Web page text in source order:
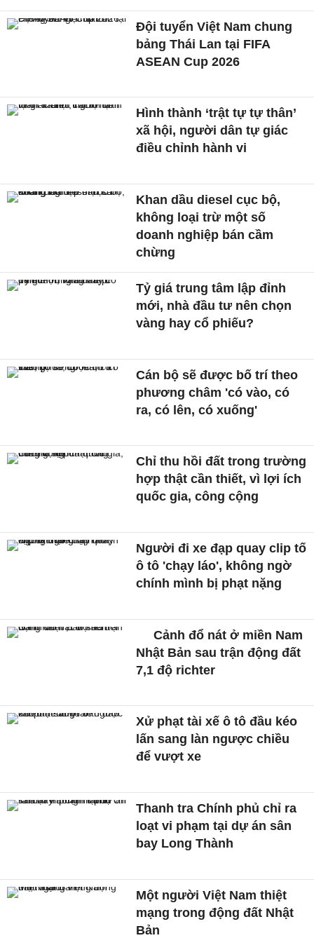
Đội tuyển Việt Nam chung
bảng Thái Lan tại FIFA
ASEAN Cup 2026
Hình thành ‘trật tự tự thân’
xã hội, người dân tự giác
điều chỉnh hành vi
Khan dầu diesel cục bộ,
không loại trừ một số
doanh nghiệp bán cầm
chừng
Tỷ giá trung tâm lập đỉnh
mới, nhà đầu tư nên chọn
vàng hay cổ phiếu?
Cán bộ sẽ được bố trí theo
phương châm 'có vào, có
ra, có lên, có xuống'
Chỉ thu hồi đất trong trường
hợp thật cần thiết, vì lợi ích
quốc gia, công cộng
Người đi xe đạp quay clip tố
ô tô 'chạy láo', không ngờ
chính mình bị phạt nặng
Cảnh đổ nát ở miền Nam
Nhật Bản sau trận động đất
7,1 độ richter
Xử phạt tài xế ô tô đầu kéo
lấn sang làn ngược chiều
để vượt xe
Thanh tra Chính phủ chỉ ra
loạt vi phạm tại dự án sân
bay Long Thành
Một người Việt Nam thiệt
mạng trong động đất Nhật
Bản